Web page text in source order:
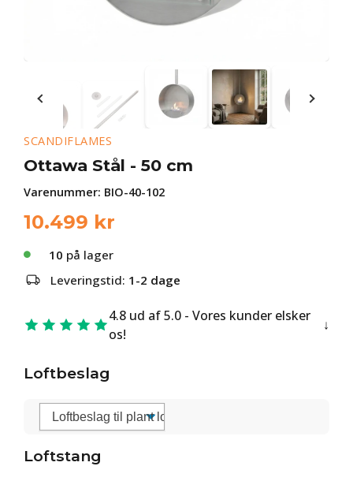
SCANDIFLAMES
Ottawa Stål - 50 cm
Varenummer: BIO-40-102
10.499 kr
10 på lager
Leveringstid: 1-2 dage
4.8 ud af 5.0 - Vores kunder elsker
os!
Loftbeslag
Loftstang